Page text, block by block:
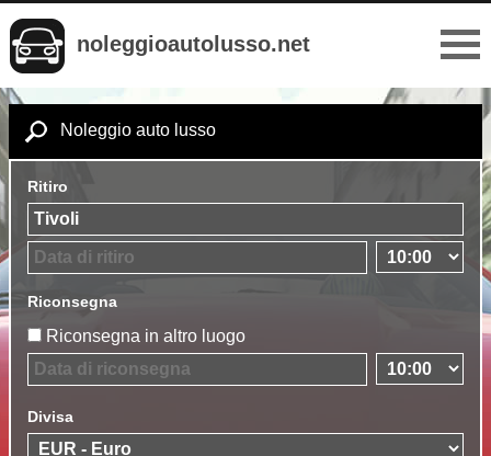
noleggioautolusso.net
Noleggio auto lusso
Ritiro
Riconsegna
Riconsegna in altro luogo
Divisa